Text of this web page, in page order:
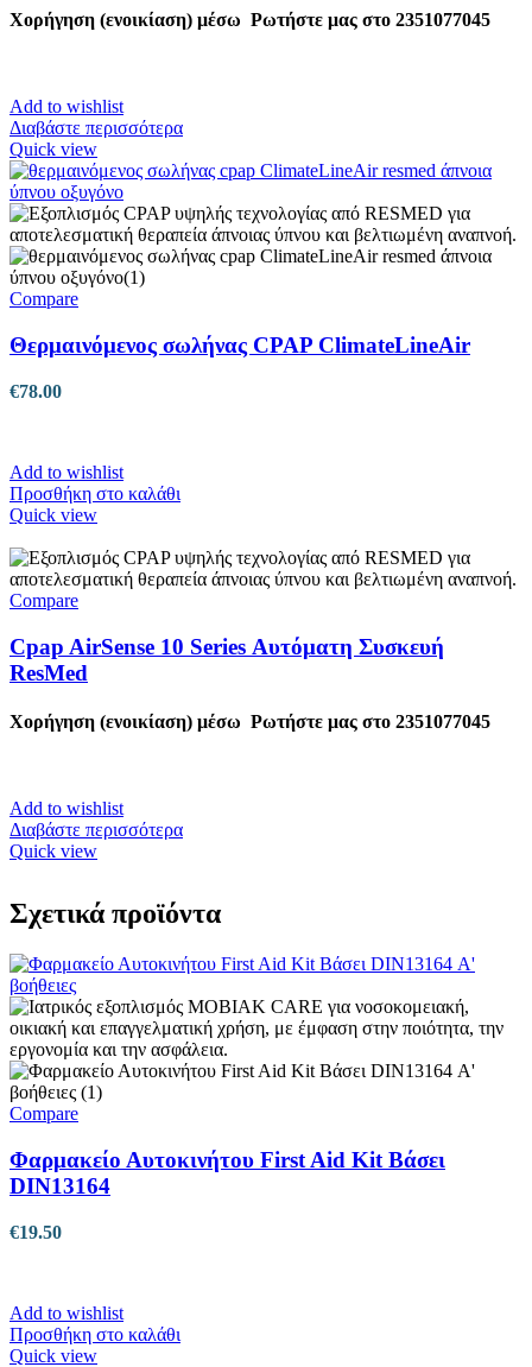
Χορήγηση (ενοικίαση) μέσω Ρωτήστε μας στο 2351077045
Add to wishlist
Διαβάστε περισσότερα
Quick view
Compare
Θερμαινόμενος σωλήνας CPAP ClimateLineAir
€78.00
Add to wishlist
Προσθήκη στο καλάθι
Quick view
Compare
Cpap AirSense 10 Series Αυτόματη Συσκευή
ResMed
Χορήγηση (ενοικίαση) μέσω Ρωτήστε μας στο 2351077045
Add to wishlist
Διαβάστε περισσότερα
Quick view
Σχετικά προϊόντα
Compare
Φαρμακείο Αυτοκινήτου First Aid Kit Βάσει
DIN13164
€19.50
Add to wishlist
Προσθήκη στο καλάθι
Quick view